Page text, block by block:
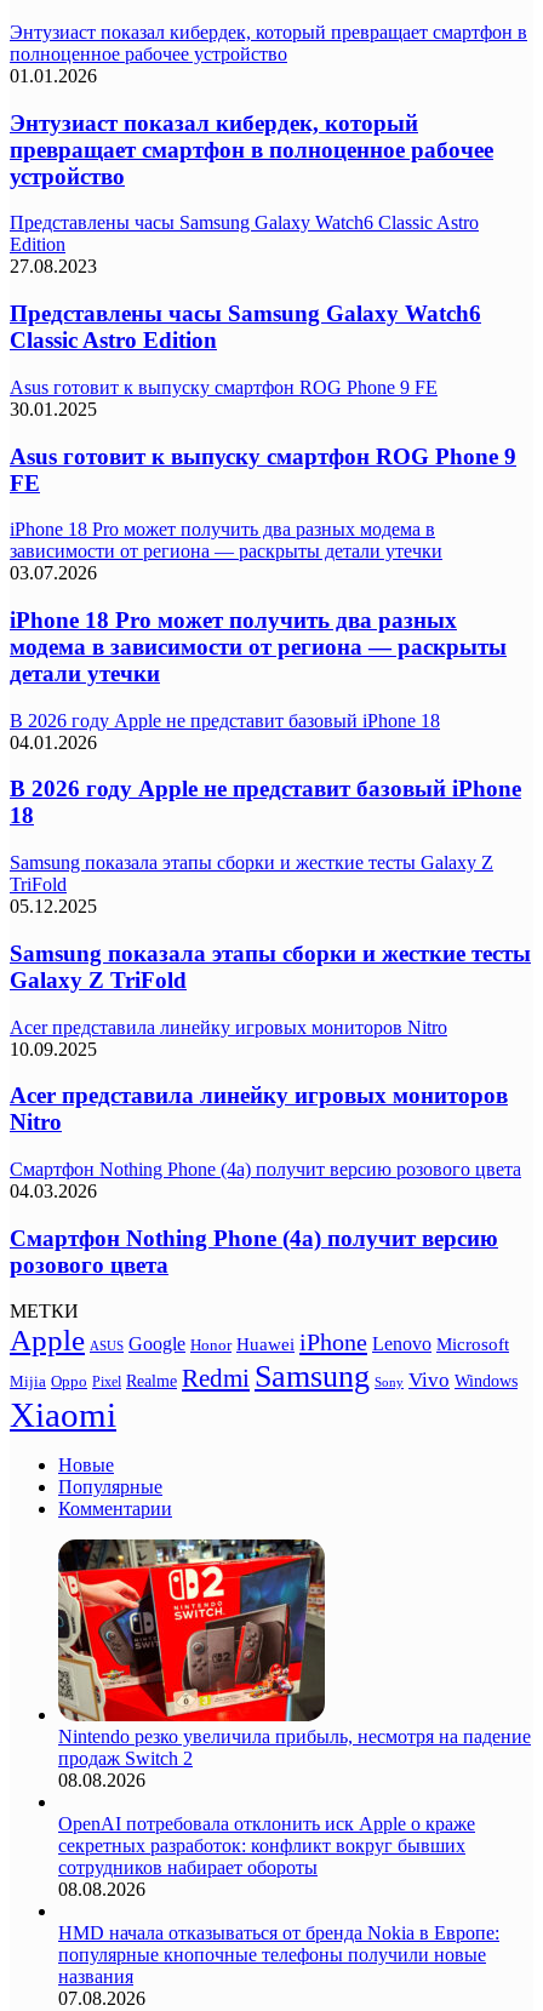
Энтузиаст показал кибердек, который превращает смартфон в
полноценное рабочее устройство
01.01.2026
Энтузиаст показал кибердек, который
превращает смартфон в полноценное рабочее
устройство
Представлены часы Samsung Galaxy Watch6 Classic Astro
Edition
27.08.2023
Представлены часы Samsung Galaxy Watch6
Classic Astro Edition
Asus готовит к выпуску смартфон ROG Phone 9 FE
30.01.2025
Asus готовит к выпуску смартфон ROG Phone 9
FE
iPhone 18 Pro может получить два разных модема в
зависимости от региона — раскрыты детали утечки
03.07.2026
iPhone 18 Pro может получить два разных
модема в зависимости от региона — раскрыты
детали утечки
В 2026 году Apple не представит базовый iPhone 18
04.01.2026
В 2026 году Apple не представит базовый iPhone
18
Samsung показала этапы сборки и жесткие тесты Galaxy Z
TriFold
05.12.2025
Samsung показала этапы сборки и жесткие тесты
Galaxy Z TriFold
Acer представила линейку игровых мониторов Nitro
10.09.2025
Acer представила линейку игровых мониторов
Nitro
Смартфон Nothing Phone (4a) получит версию розового цвета
04.03.2026
Смартфон Nothing Phone (4a) получит версию
розового цвета
МЕТКИ
Apple ASUS Google Honor Huawei iPhone Lenovo Microsoft
Mijia Oppo Pixel Realme Redmi Samsung Sony Vivo Windows
Xiaomi
Новые
Популярные
Комментарии
Nintendo резко увеличила прибыль, несмотря на падение
продаж Switch 2
08.08.2026
OpenAI потребовала отклонить иск Apple о краже
секретных разработок: конфликт вокруг бывших
сотрудников набирает обороты
08.08.2026
HMD начала отказываться от бренда Nokia в Европе:
популярные кнопочные телефоны получили новые
названия
07.08.2026